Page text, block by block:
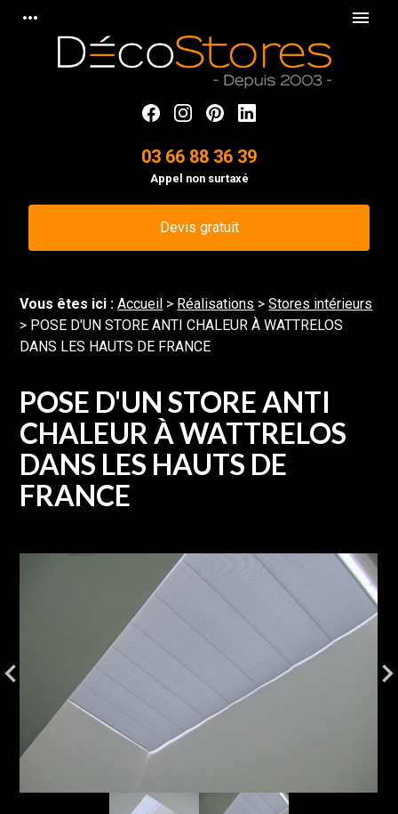
more_horiz menu
03 66 88 36 39
Appel non surtaxé
Devis gratuit
Vous êtes ici :Accueil > Réalisations >Stores intérieurs
> POSE D'UN STORE ANTI CHALEUR À WATTRELOS
DANS LES HAUTS DE FRANCE
POSE D'UN STORE ANTI
CHALEUR À WATTRELOS
DANS LES HAUTS DE
FRANCE